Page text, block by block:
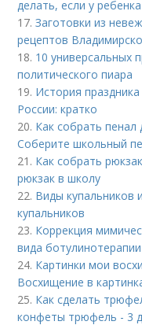
делать, если у
17.Заготовки из
рецептов
18. 10 универсальных
политического пиара
19. История
России: кратко
20. Как собрать пенал
Соберите школьный
21. Как собрать
рюкзак в школу
22. Виды купальников
купальников
23. Коррекция
вида ботулинотерапии
24. Картинки мои
Восхищение в
25. Как сделать
конфеты трюфель - 3